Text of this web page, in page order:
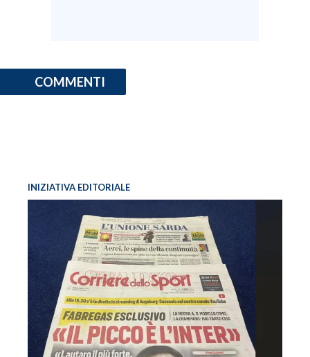
COMMENTI
INIZIATIVA EDITORIALE